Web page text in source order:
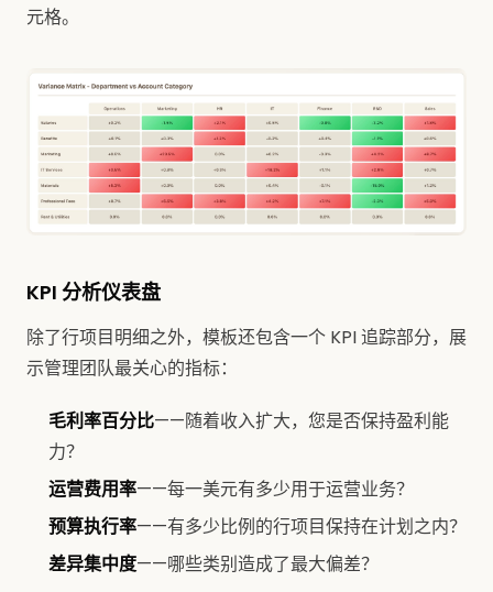
元格。
KPI 分析仪表盘
除了行项目明细之外，模板还包含一个 KPI 追踪部分，展
示管理团队最关心的指标：
毛利率百分比——随着收入扩大，您是否保持盈利能
力？
运营费用率——每一美元有多少用于运营业务？
预算执行率——有多少比例的行项目保持在计划之内？
差异集中度——哪些类别造成了最大偏差？